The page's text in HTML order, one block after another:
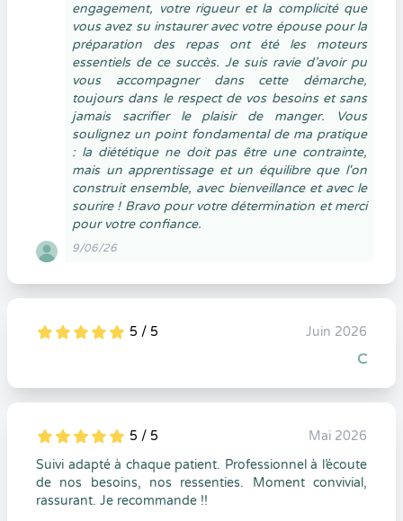
engagement, votre rigueur et la complicité que
vous avez su instaurer avec votre épouse pour la
préparation des repas ont été les moteurs
essentiels de ce succès. Je suis ravie d’avoir pu
vous accompagner dans cette démarche,
toujours dans le respect de vos besoins et sans
jamais sacrifier le plaisir de manger. Vous
soulignez un point fondamental de ma pratique
: la diététique ne doit pas être une contrainte,
mais un apprentissage et un équilibre que l'on
construit ensemble, avec bienveillance et avec le
sourire ! Bravo pour votre détermination et merci
pour votre confiance.
9/06/26
5
1
5
0 5 / 5 Juin 2026
C
5
1
5
0 5 / 5
Mai 2026
Suivi adapté à chaque patient. Professionnel à l’écoute
de nos besoins, nos ressenties. Moment convivial,
rassurant. Je recommande !!